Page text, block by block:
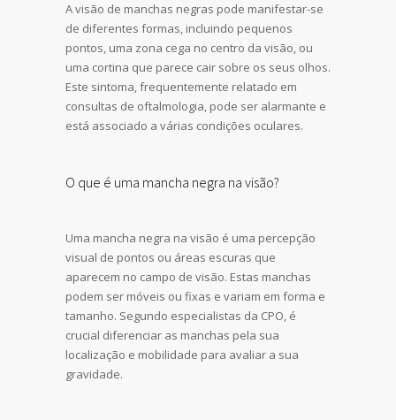
A visão de manchas negras pode manifestar-se
de diferentes formas, incluindo pequenos
pontos, uma zona cega no centro da visão, ou
uma cortina que parece cair sobre os seus olhos.
Este sintoma, frequentemente relatado em
consultas de oftalmologia, pode ser alarmante e
está associado a várias condições oculares.
O que é uma mancha negra na visão?
Uma mancha negra na visão é uma percepção
visual de pontos ou áreas escuras que
aparecem no campo de visão. Estas manchas
podem ser móveis ou fixas e variam em forma e
tamanho. Segundo especialistas da CPO, é
crucial diferenciar as manchas pela sua
localização e mobilidade para avaliar a sua
gravidade.